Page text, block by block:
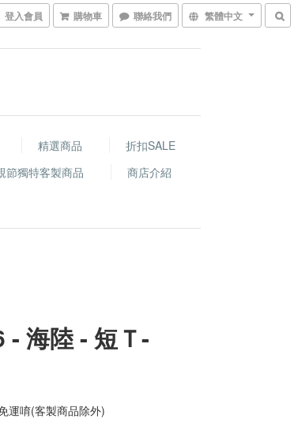
登入會員 購物車 聯絡我們 繁體中文
精選商品
折扣SALE
節獨特客製商品
商店介紹
- 海陸 - 短Ｔ-
運唷(客製商品除外)